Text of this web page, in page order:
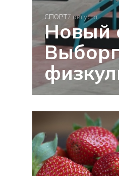
СПОРТ7 августа
Новый